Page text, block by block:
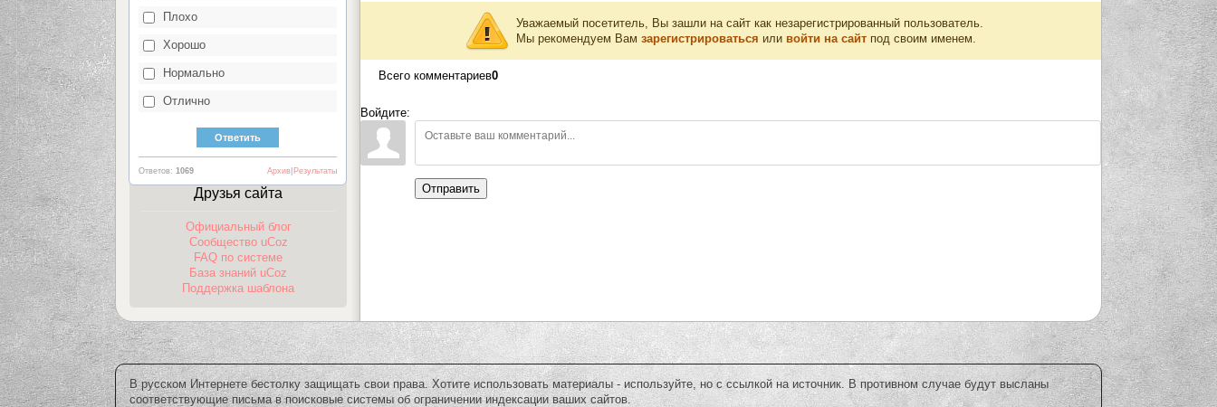
Уважаемый посетитель, Вы зашли на сайт как незарегистрированный пользователь.
Мы рекомендуем Вам зарегистрироваться или войти на сайт под своим именем.
Всего комментариев0
Войдите:
Отправить
Плохо
Хорошо
Нормально
Отлично
Ответов: 1069 Результаты
Архив
Друзья сайта
Официальный блог
Сообщество uCoz
FAQ по системе
База знаний uCoz
Поддержка шаблона
В русском Интернете бестолку защищать свои права. Хотите использовать материалы - используйте, но c ссылкой на источник. В противном случае будут высланы
соответствующие письма в поисковые системы об ограничении индексации ваших сайтов.